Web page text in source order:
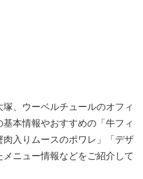
、ウーベルチュールのオフィ
本情報やおすすめの「牛フィ
入りムースのポワレ」「デザ
ニュー情報などをご紹介して